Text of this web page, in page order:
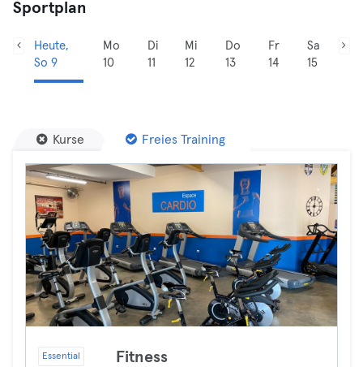
Sportplan
Heute,
So 9
Mo
10
Di
11
Mi
12
Do
13
Fr
14
Sa
15
Kurse Freies Training
Essential Fitness